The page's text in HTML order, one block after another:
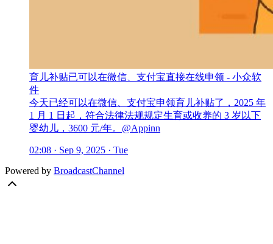
育儿补贴已可以在微信、支付宝直接在线申领 - 小众软
件
今天已经可以在微信、支付宝申领育儿补贴了，2025 年
1 月 1 日起，符合法律法规规定生育或收养的 3 岁以下
婴幼儿，3600 元/年。@Appinn
02:08 · Sep 9, 2025 · Tue
Powered by BroadcastChannel